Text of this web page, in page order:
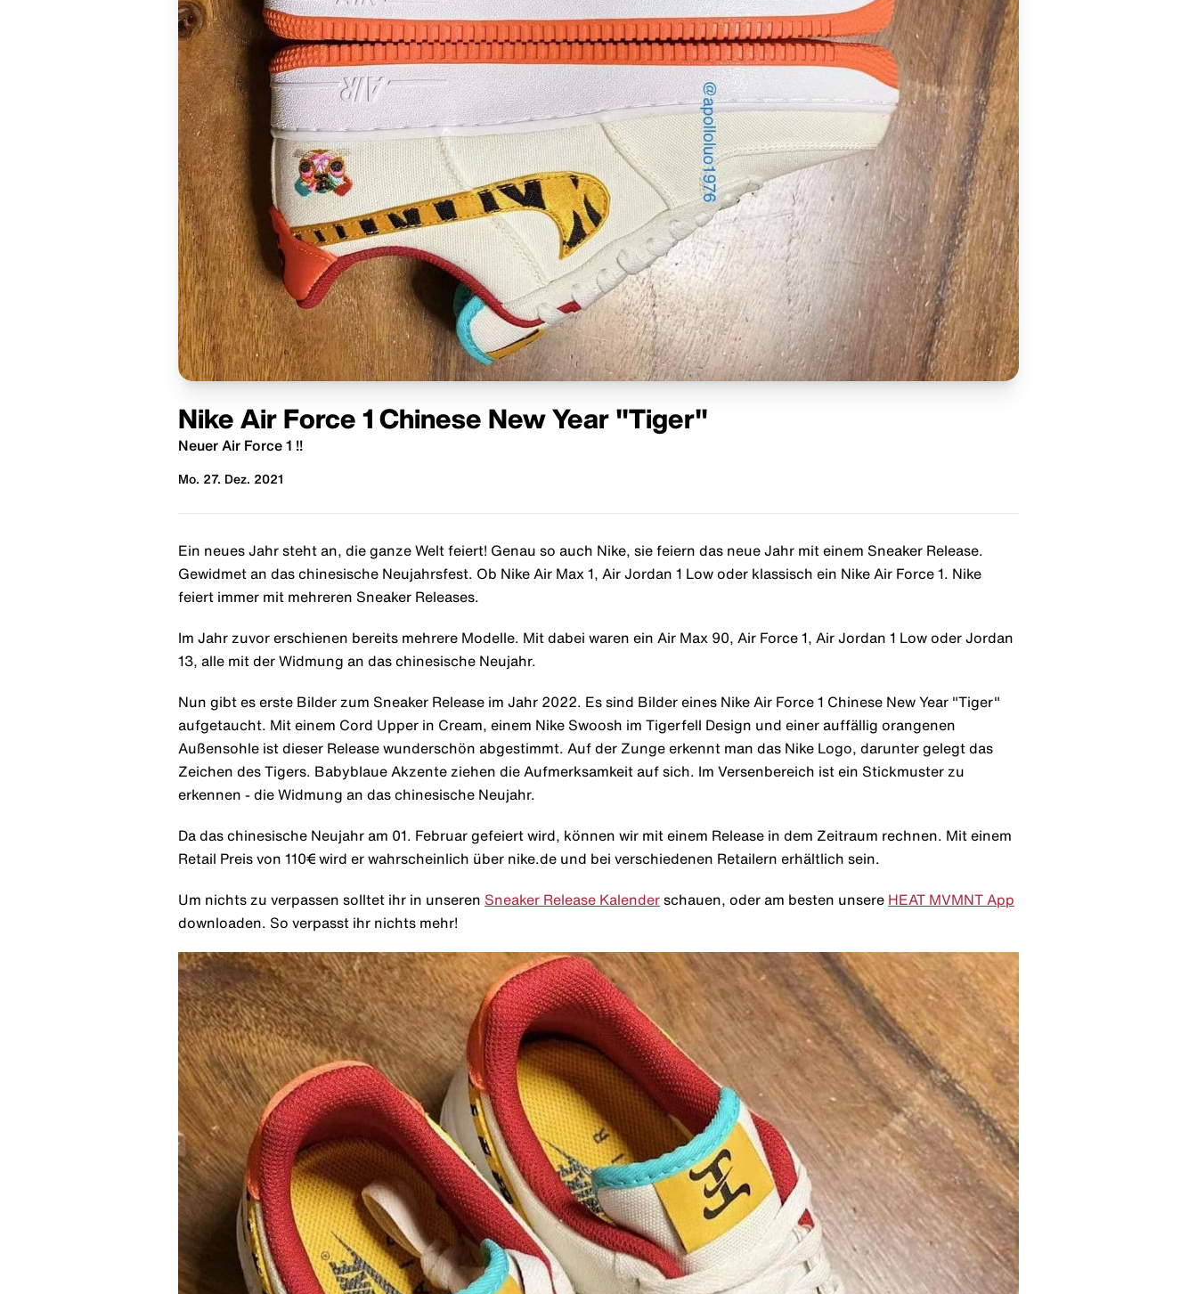
Nike Air Force 1 Chinese New Year "Tiger"
Neuer Air Force 1 !!
Mo. 27. Dez. 2021
Ein neues Jahr steht an, die ganze Welt feiert! Genau so auch Nike, sie feiern das neue Jahr mit einem Sneaker Release.
Gewidmet an das chinesische Neujahrsfest. Ob Nike Air Max 1, Air Jordan 1 Low oder klassisch ein Nike Air Force 1. Nike
feiert immer mit mehreren Sneaker Releases.
Im Jahr zuvor erschienen bereits mehrere Modelle. Mit dabei waren ein Air Max 90, Air Force 1, Air Jordan 1 Low oder Jordan
13, alle mit der Widmung an das chinesische Neujahr.
Nun gibt es erste Bilder zum Sneaker Release im Jahr 2022. Es sind Bilder eines Nike Air Force 1 Chinese New Year "Tiger"
aufgetaucht. Mit einem Cord Upper in Cream, einem Nike Swoosh im Tigerfell Design und einer auffällig orangenen
Außensohle ist dieser Release wunderschön abgestimmt. Auf der Zunge erkennt man das Nike Logo, darunter gelegt das
Zeichen des Tigers. Babyblaue Akzente ziehen die Aufmerksamkeit auf sich. Im Versenbereich ist ein Stickmuster zu
erkennen - die Widmung an das chinesische Neujahr.
Da das chinesische Neujahr am 01. Februar gefeiert wird, können wir mit einem Release in dem Zeitraum rechnen. Mit einem
Retail Preis von 110€ wird er wahrscheinlich über nike.de und bei verschiedenen Retailern erhältlich sein.
Um nichts zu verpassen solltet ihr in unseren Sneaker Release Kalender schauen, oder am besten unsere HEAT MVMNT App
downloaden. So verpasst ihr nichts mehr!